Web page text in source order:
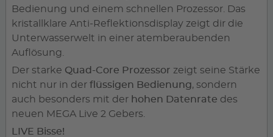
Bedienung und einem schnellen Prozessor. Das
kristallklare Anti-Reflektionsdisplay zeigt dir die
Unterwasserwelt in einer atemberaubenden
Auflösung.
Der starke Quad-Core Prozessor zeigt seine Stärke
nicht nur in der flüssigen Bedienung, sondern
auch besonders mit der hohen Datenrate des
neuen MEGA Live 2 Gebers.
LIVE Bisse!